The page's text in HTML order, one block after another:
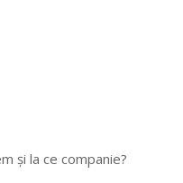
și la ce companie?